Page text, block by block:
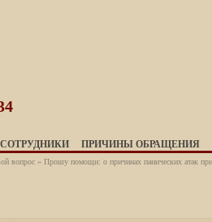
СОТРУДНИКИ ПРИЧИНЫ ОБРАЩЕНИЯ
вопрос » Прошу помощи: о причинах панических атак